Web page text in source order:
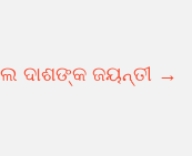
ଦାଶଙ୍କ ଜୟନ୍ତୀ →